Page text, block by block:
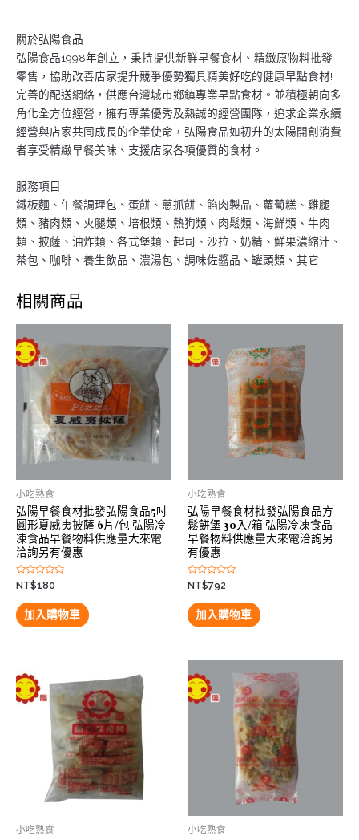
關於弘陽食品
弘陽食品1998年創立，秉持提供新鮮早餐食材、精緻原物料批發
零售，協助改善店家提升競爭優勢獨具精美好吃的健康早點食材!
完善的配送網絡，供應台灣城市鄉鎮專業早點食材。並積極朝向多
角化全方位經營，擁有專業優秀及熱誠的經營團隊，追求企業永續
經營與店家共同成長的企業使命，弘陽食品如初升的太陽開創消費
者享受精緻早餐美味、支援店家各項優質的食材。
服務項目
鐵板麵、午餐調理包、蛋餅、蔥抓餅、餡肉製品、蘿蔔糕、雞腿
類、豬肉類、火腿類、培根類、熱狗類、肉鬆類、海鮮類、牛肉
類、披薩、油炸類、各式堡類、起司、沙拉、奶精、鮮果濃縮汁、
茶包、咖啡、養生飲品、濃湯包、調味佐醬品、罐頭類、其它
相關商品
小吃熟食
弘陽早餐食材批發弘陽食品5吋
圓形夏威夷披薩 6片/包 弘陽冷
凍食品早餐物料供應量大來電
洽詢另有優惠
評
分
滿
分
5
NT$180
加入購物車
小吃熟食
弘陽早餐食材批發弘陽食品方
鬆餅堡 30入/箱 弘陽冷凍食品
早餐物料供應量大來電洽詢另
有優惠
評
分
滿
分
5
NT$792
加入購物車
小吃熟食 小吃熟食